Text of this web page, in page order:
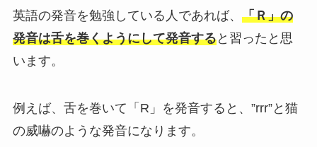
英語の発音を勉強している人であれば、 「Ｒ」の
発音は舌を巻くようにして発音すると習ったと思
います。
例えば、舌を巻いて「R」を発音すると、”rrr”と猫
の威嚇のような発音になります。